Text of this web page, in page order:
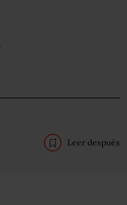
Leer después